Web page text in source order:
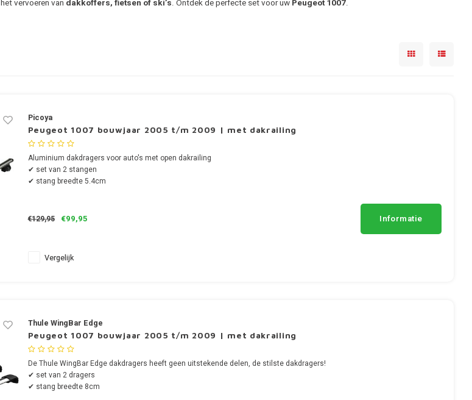
het vervoeren van dakkoffers, fietsen of ski’s. Ontdek de perfecte set voor uw Peugeot 1007.
Picoya
Peugeot 1007 bouwjaar 2005 t/m 2009 | met dakrailing
Aluminium dakdragers voor auto's met open dakrailing
✔ set van 2 stangen
✔ stang breedte 5.4cm
€129,95 €99,95 Informatie
Vergelijk
Thule WingBar Edge
Peugeot 1007 bouwjaar 2005 t/m 2009 | met dakrailing
De Thule WingBar Edge dakdragers heeft geen uitstekende delen, de stilste dakdragers!
✔ set van 2 dragers
✔ stang breedte 8cm